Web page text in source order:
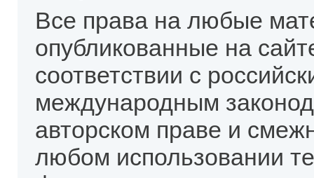
Все права на любые
опубликованные на
соответствии с
международным
авторском праве и
любом использовании